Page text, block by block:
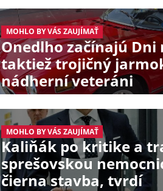
MOHLO BY VÁS ZAUJÍMAŤ
Onedlho začínajú Dni
taktiež trojičný
nádherní veteráni
MOHLO BY VÁS ZAUJÍMAŤ
Kaliňák po kritike a
sprešovskou
čierna stavba, tvrdí